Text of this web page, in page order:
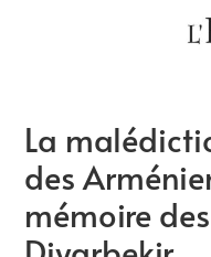
La
des
mémoire